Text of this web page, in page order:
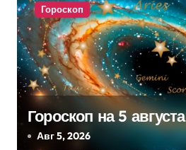
п
и
с
я
м
Гороскоп
Гороскоп на 5 августа
Авг 5, 2026